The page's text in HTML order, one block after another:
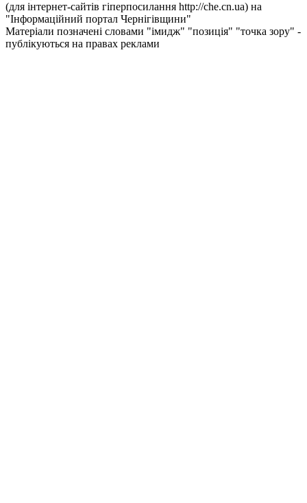
(для інтернет-сайтів гіперпосилання http://che.cn.ua) на
"Інформаційний портал Чернiгiвщини"
Матеріали позначені словами "імидж" "позиція" "точка зору" -
публікуються на правах реклами